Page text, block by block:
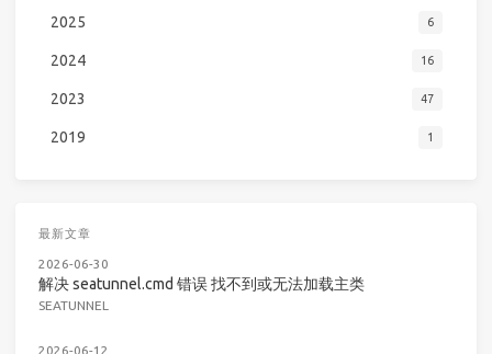
2025 6
2024 16
2023 47
2019 1
最新文章
2026-06-30
解决 seatunnel.cmd 错误 找不到或无法加载主类
SEATUNNEL
2026-06-12